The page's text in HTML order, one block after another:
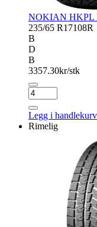
NOKIAN HKPL
235/65 R17108R
B
D
B
3357.30kr/stk
NOKIAN
HKPL
R5
SUV
Legg i handlekurv
Rimelig